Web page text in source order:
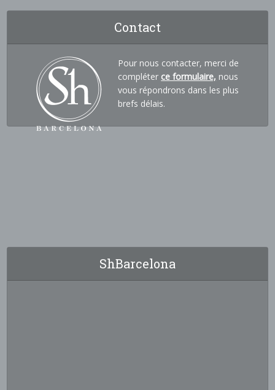
Contact
Pour nous contacter, merci de
compléter ce formulaire, nous
vous répondrons dans les plus
brefs délais.
ShBarcelona